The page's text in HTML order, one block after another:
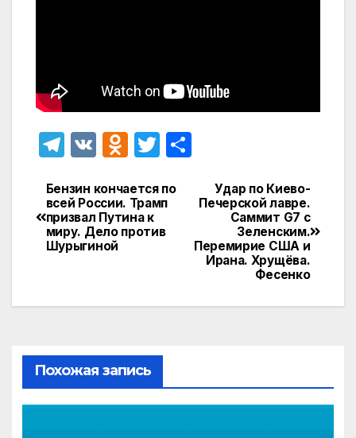
T
e
gr
a
V
O
n
o
kl
ni
ki
T
itt
п
а
Навигация
по
записям
Удар по Киево-
Печерской лавре.
Саммит G7 с
Зеленским.
Перемирие США и
Ирана. Хрущёва.
Фесенко
Бензин кончается по
всей России. Трамп
призвал Путина к
миру. Дело против
Шурыгиной
Похожая запись